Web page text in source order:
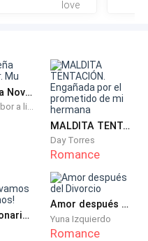
La Pequeña Novia del Sr. Mu
MALDITA TENTACIÓN. Engañada por el prometido de mi hermana
Day Torres
Romance
Señor Millonario, ¡vamos a divorciarnos!
Amor después del Divorcio
Yuna Izquierdo
Romance